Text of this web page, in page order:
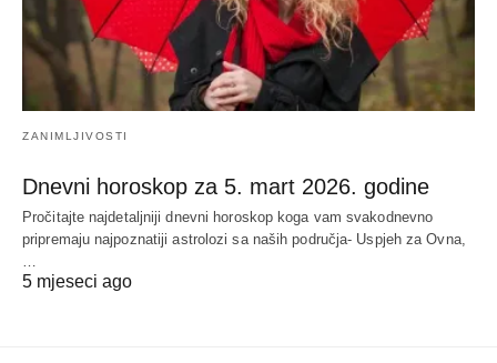
ZANIMLJIVOSTI
Dnevni horoskop za 5. mart 2026. godine
Pročitajte najdetaljniji dnevni horoskop koga vam svakodnevno
pripremaju najpoznatiji astrolozi sa naših područja- Uspjeh za Ovna,
5 mjeseci ago